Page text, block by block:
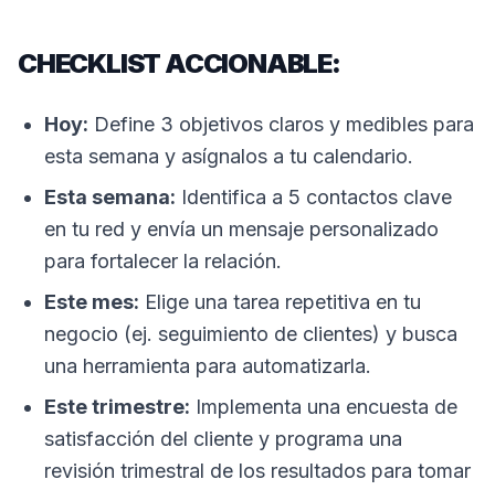
CHECKLIST ACCIONABLE:
Hoy: Define 3 objetivos claros y medibles para
esta semana y asígnalos a tu calendario.
Esta semana: Identifica a 5 contactos clave
en tu red y envía un mensaje personalizado
para fortalecer la relación.
Este mes: Elige una tarea repetitiva en tu
negocio (ej. seguimiento de clientes) y busca
una herramienta para automatizarla.
Este trimestre: Implementa una encuesta de
satisfacción del cliente y programa una
revisión trimestral de los resultados para tomar